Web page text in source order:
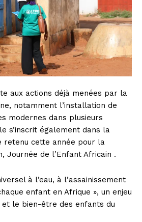
aux actions déjà menées par la
notamment l’installation de
modernes dans plusieurs
s’inscrit également dans la
retenu cette année pour la
Journée de l’Enfant Africain .
à l’eau, à l’assainissement
enfant en Afrique », un enjeu
et le bien-être des enfants du